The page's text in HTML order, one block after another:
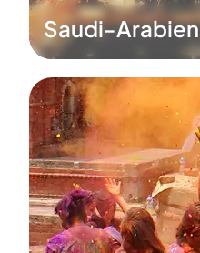
Saudi-Arabien